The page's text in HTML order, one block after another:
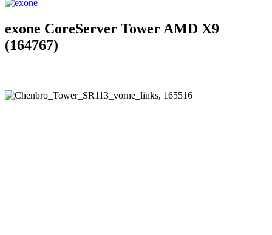
exone CoreServer Tower AMD X9
(164767)